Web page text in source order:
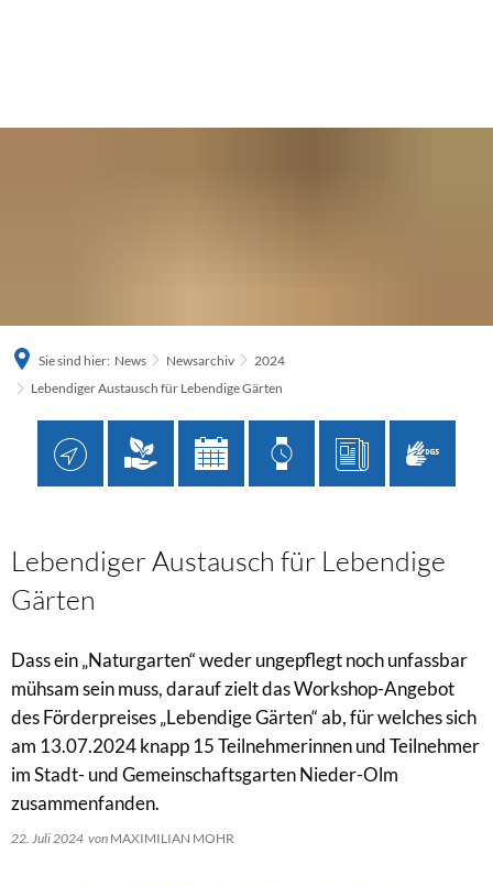
Sie sind hier: News Newsarchiv
2024
Lebendiger Austausch für Lebendige Gärten
Lebendiger Austausch für Lebendige
Gärten
Dass ein „Naturgarten“ weder ungepflegt noch unfassbar
mühsam sein muss, darauf zielt das Workshop-Angebot
des Förderpreises „Lebendige Gärten“ ab, für welches sich
am 13.07.2024 knapp 15 Teilnehmerinnen und Teilnehmer
im Stadt- und Gemeinschaftsgarten Nieder-Olm
zusammenfanden.
22. Juli 2024 von MAXIMILIAN MOHR